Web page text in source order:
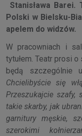
Stanisława
Polski w Bielsku-
apelem do widzów.
W pracowniach i
tytułem. Teatr prosi
będą szczególnie
Chcielibyście się
Przeszukajcie
takie skarby, jak
garnitury męskie,
szerokimi